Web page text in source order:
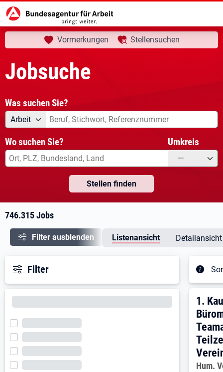
Startseite Jobsuche aktuelle Seite:
Ihre Suche
Vormerkungen Stellensuchen
Jobsuche
Was suchen Sie?
Angebotsart
Arbeit Was suchen Sie?
Wo suchen Sie? Umkreis
—
Stellen finden
746.315 Jobs
Filter ausblenden Listenansicht Detailansicht
Filter
1.
1.
Hum.